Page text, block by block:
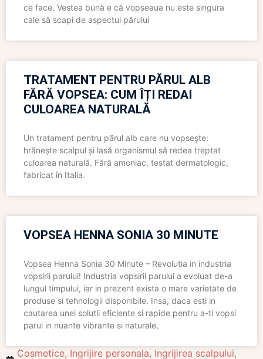
ce face. Vestea bună e că vopseaua nu este singura
cale să scapi de aspectul părului
TRATAMENT PENTRU PĂRUL ALB
FĂRĂ VOPSEA: CUM ÎȚI REDAI
CULOAREA NATURALĂ
Un tratament pentru părul alb care nu vopsește:
hrănește scalpul și lasă organismul să redea treptat
culoarea naturală. Fără amoniac, testat dermatologic,
fabricat în Italia.
VOPSEA HENNA SONIA 30 MINUTE
Vopsea Henna Sonia 30 Minute – Revolutia in industria
vopsirii parului! Industria vopsirii parului a evoluat de-a
lungul timpului, iar in prezent exista o mare varietate de
produse si tehnologii disponibile. Insa, daca esti in
cautarea unei solutii eficiente si rapide pentru a-ti vopsi
parul in nuante vibrante si naturale,
Cosmetice, Ingrijire personala, Ingrijirea scalpului,